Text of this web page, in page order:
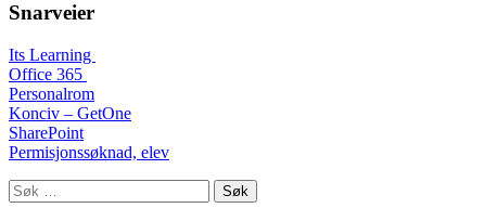
Snarveier
Its Learning
Office 365
Personalrom
Konciv – GetOne
SharePoint
Permisjonssøknad, elev
Søk
etter: